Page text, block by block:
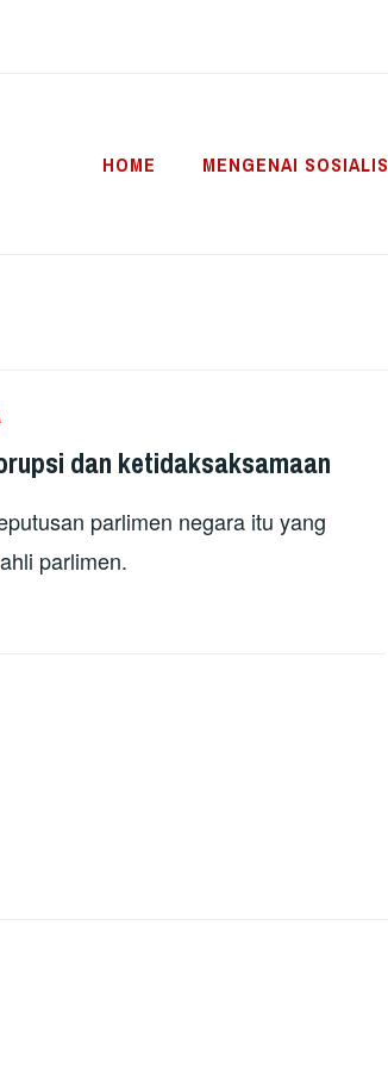
HOME MENGENAI SOSIALIS
dan ketidaksaksamaan
parlimen negara itu yang
parlimen.